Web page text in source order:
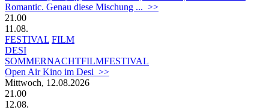
Romantic. Genau diese Mischung ... >>
21.00
11.08.
FESTIVAL FILM
DESI
SOMMERNACHTFILMFESTIVAL
Open Air Kino im Desi >>
Mittwoch, 12.08.2026
21.00
12.08.